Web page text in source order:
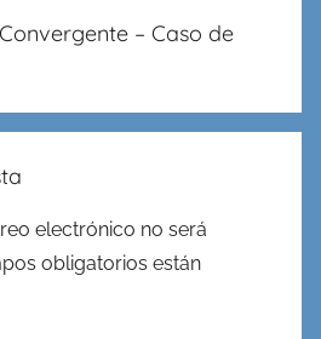
– Caso de
electrónico no será
obligatorios están